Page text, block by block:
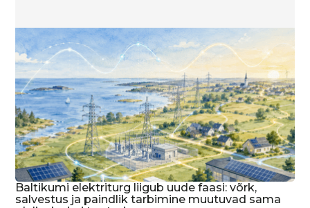
Baltikumi elektriturg liigub uude faasi: võrk,
salvestus ja paindlik tarbimine muutuvad sama